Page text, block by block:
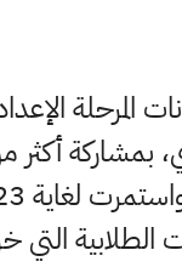
المرحلة
الطلابية